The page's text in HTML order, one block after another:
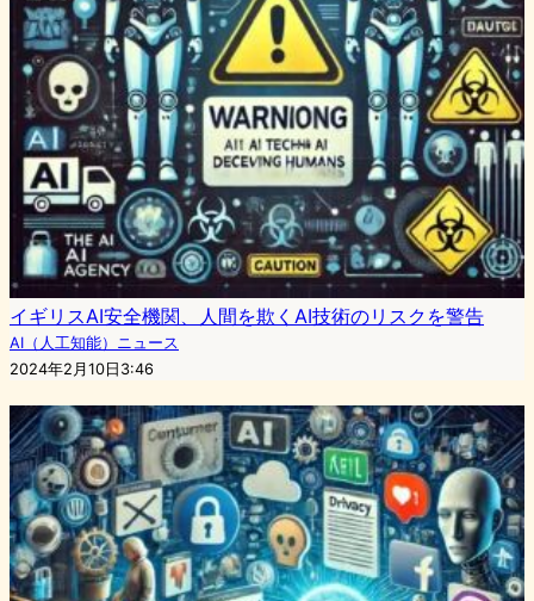
イギリスAI安全機関、人間を欺くAI技術のリスクを警告
AI（人工知能）ニュース
2024年2月10日3:46